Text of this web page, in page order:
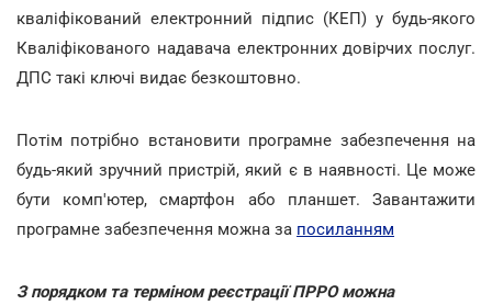
кваліфікований електронний підпис (КЕП) у будь-якого
Кваліфікованого надавача електронних довірчих послуг.
ДПС такі ключі видає безкоштовно.
Потім потрібно встановити програмне забезпечення на
будь-який зручний пристрій, який є в наявності. Це може
бути комп'ютер, смартфон або планшет. Завантажити
програмне забезпечення можна за посиланням
З порядком та терміном реєстрації ПРРО можна